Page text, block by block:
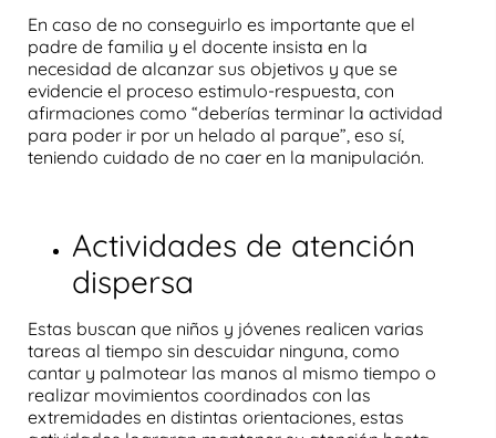
En caso de no conseguirlo es importante que el
padre de familia y el docente insista en la
necesidad de alcanzar sus objetivos y que se
evidencie el proceso estimulo-respuesta, con
afirmaciones como “deberías terminar la actividad
para poder ir por un helado al parque”, eso sí,
teniendo cuidado de no caer en la manipulación.
Actividades de atención
dispersa
Estas buscan que niños y jóvenes realicen varias
tareas al tiempo sin descuidar ninguna, como
cantar y palmotear las manos al mismo tiempo o
realizar movimientos coordinados con las
extremidades en distintas orientaciones, estas